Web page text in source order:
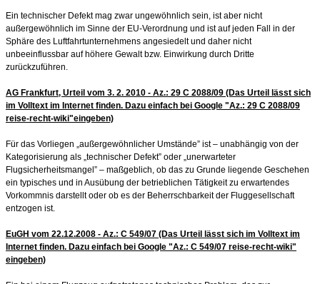
Ein technischer Defekt mag zwar ungewöhnlich sein, ist aber nicht
außergewöhnlich im Sinne der EU-Verordnung und ist auf jeden Fall in der
Sphäre des Luftfahrtunternehmens angesiedelt und daher nicht
unbeeinflussbar auf höhere Gewalt bzw. Einwirkung durch Dritte
zurückzuführen.
AG Frankfurt, Urteil vom 3. 2. 2010 - Az.: 29 C 2088/09 (Das Urteil lässt sich
im Volltext im Internet finden. Dazu einfach bei Google "Az.: 29 C 2088/09
reise-recht-wiki"eingeben)
Für das Vorliegen „außergewöhnlicher Umstände” ist – unabhängig von der
Kategorisierung als „technischer Defekt” oder „unerwarteter
Flugsicherheitsmangel” – maßgeblich, ob das zu Grunde liegende Geschehen
ein typisches und in Ausübung der betrieblichen Tätigkeit zu erwartendes
Vorkommnis darstellt oder ob es der Beherrschbarkeit der Fluggesellschaft
entzogen ist.
EuGH vom 22.12.2008 - Az.: C 549/07 (Das Urteil lässt sich im Volltext im
Internet finden. Dazu einfach bei Google "Az.: C 549/07 reise-recht-wiki"
eingeben)